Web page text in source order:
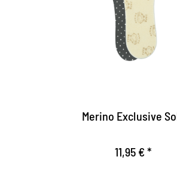
hecha 100% de lana merino.
Actúa compensando la
Merino Exclusive
11,95 € *